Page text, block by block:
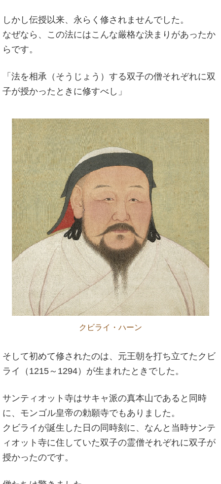
しかし伝授以来、永らく修されませんでした。
なぜなら、この法にはこんな厳格な決まりがあったか
らです。
「法を相承（そうじょう）する双子の僧それぞれに双
子が授かったときに修すべし」
クビライ・ハーン
そして初めて修されたのは、元王朝を打ち立てたクビ
ライ（1215～1294）が生まれたときでした。
サンティオット寺はサキャ派の真本山であると同時
に、モンゴル皇帝の勅願寺でもありました。
クビライが誕生した日の同時刻に、なんと当時サンテ
ィオット寺に住していた双子の霊僧それぞれに双子が
授かったのです。